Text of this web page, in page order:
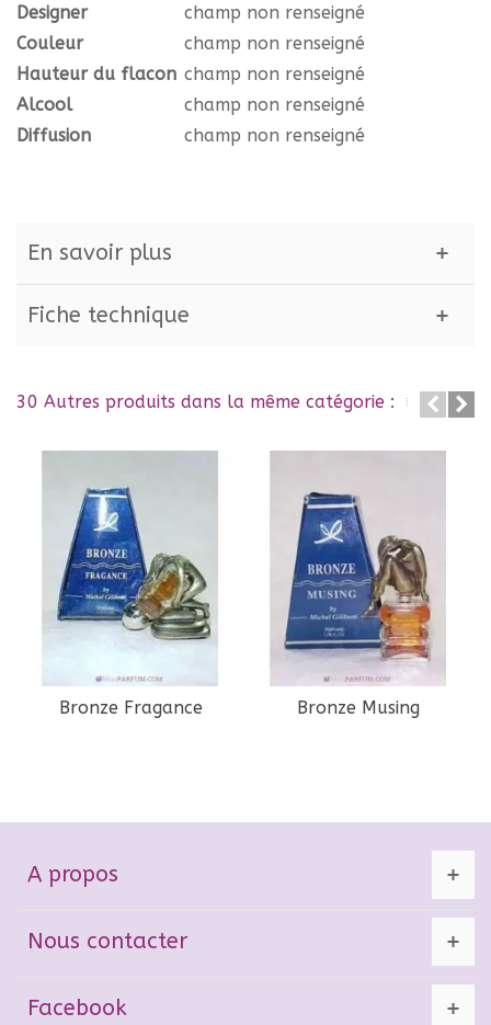
Designer
champ non renseigné
Couleur
champ non renseigné
Hauteur du flacon champ non renseigné
Alcool
champ non renseigné
Diffusion
champ non renseigné
En savoir plus
Fiche technique
30 Autres produits dans la même catégorie :
Bronze Fragance Bronze Musing
A propos
Nous contacter
Facebook